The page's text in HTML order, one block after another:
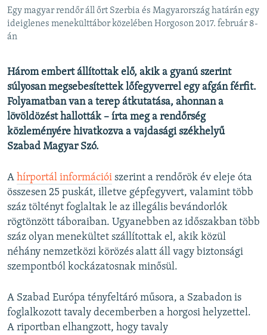
A MÚLT TANULSÁGAI
Valamennyi RFE/RL weboldal
Egy magyar rendőr áll őrt Szerbia és Magyarország határán egy
ideiglenes menekülttábor közelében Horgoson 2017. február 8-
án
Három embert állítottak elő, akik a gyanú szerint
súlyosan megsebesítettek lőfegyverrel egy afgán férfit.
Folyamatban van a terep átkutatása, ahonnan a
lövöldözést hallották – írta meg a rendőrség
közleményére hivatkozva a vajdasági székhelyű
Szabad Magyar Szó.
A hírportál információi szerint a rendőrök év eleje óta
összesen 25 puskát, illetve gépfegyvert, valamint több
száz töltényt foglaltak le az illegális bevándorlók
rögtönzött táboraiban. Ugyanebben az időszakban több
száz olyan menekültet szállítottak el, akik közül
néhány nemzetközi körözés alatt áll vagy biztonsági
szempontból kockázatosnak minősül.
A Szabad Európa tényfeltáró műsora, a Szabadon is
foglalkozott tavaly decemberben a horgosi helyzettel.
A riportban elhangzott, hogy tavaly